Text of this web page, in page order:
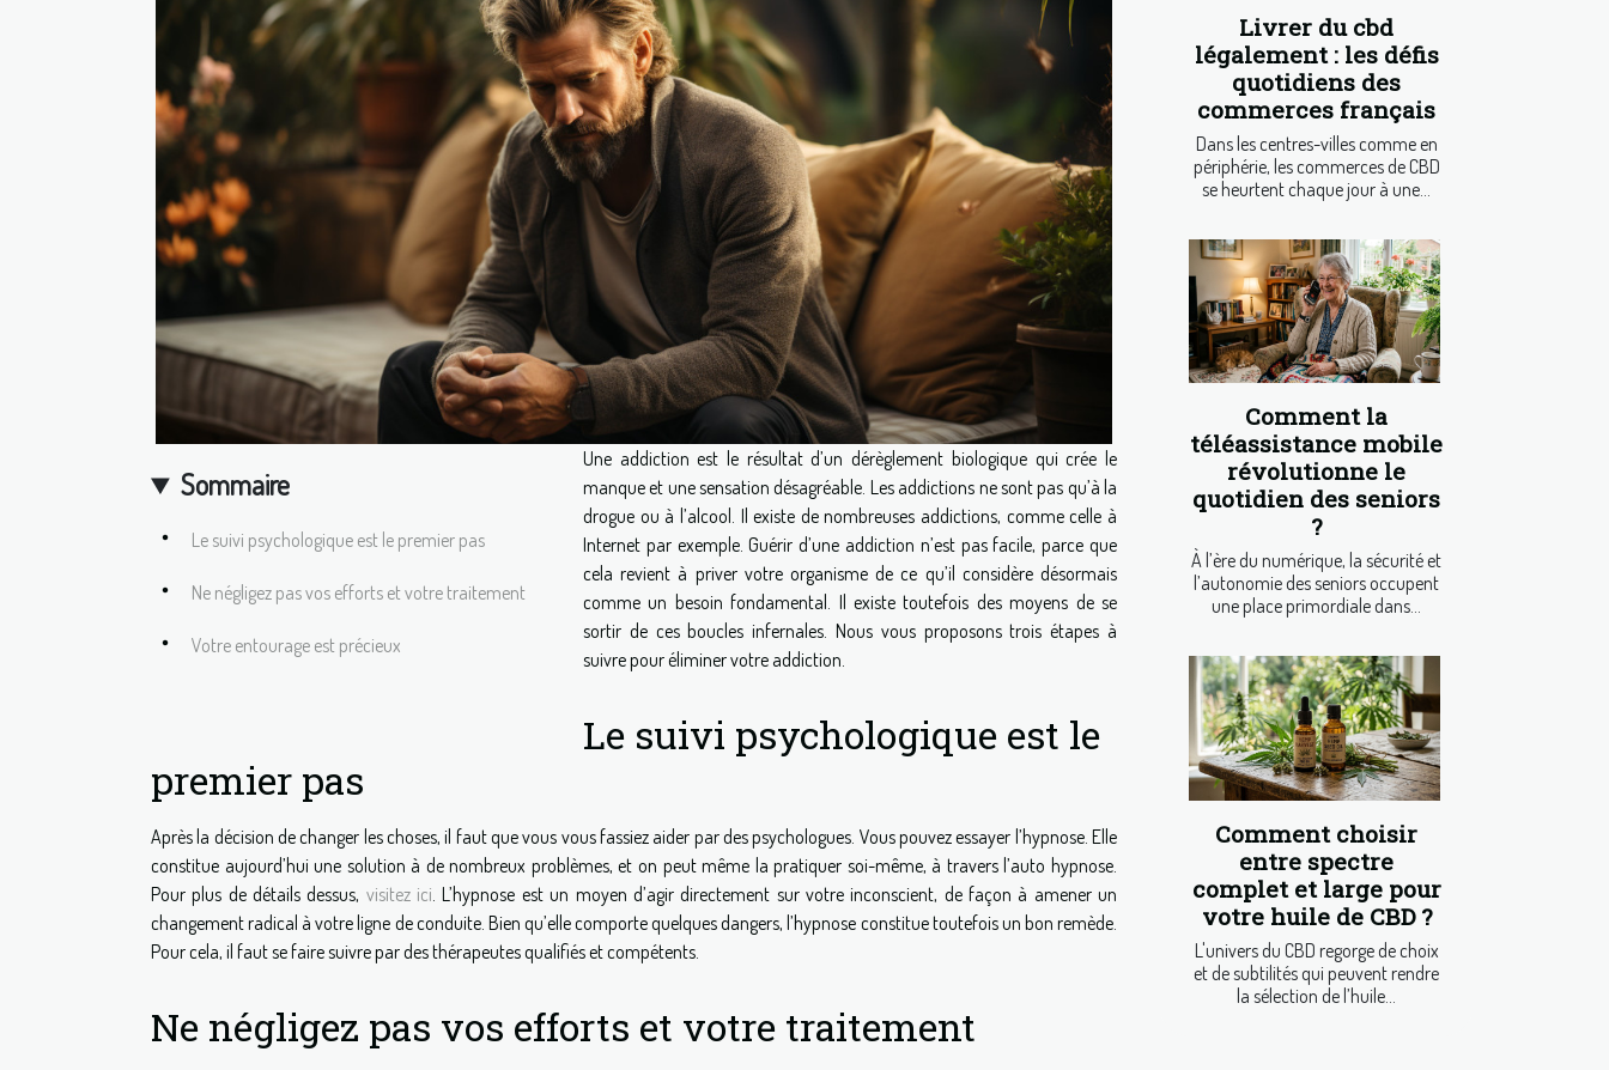
Sommaire
Le suivi psychologique est le premier pas
Ne négligez pas vos efforts et votre traitement
Votre entourage est précieux
Une addiction est le résultat d’un dérèglement biologique qui crée le
manque et une sensation désagréable. Les addictions ne sont pas qu’à la
drogue ou à l’alcool. Il existe de nombreuses addictions, comme celle à
Internet par exemple. Guérir d’une addiction n’est pas facile, parce que
cela revient à priver votre organisme de ce qu’il considère désormais
comme un besoin fondamental. Il existe toutefois des moyens de se
sortir de ces boucles infernales. Nous vous proposons trois étapes à
suivre pour éliminer votre addiction.
Le suivi psychologique est le
premier pas
Après la décision de changer les choses, il faut que vous vous fassiez aider par des psychologues. Vous pouvez essayer l’hypnose. Elle
constitue aujourd’hui une solution à de nombreux problèmes, et on peut même la pratiquer soi-même, à travers l’auto hypnose.
Pour plus de détails dessus, visitez ici. L’hypnose est un moyen d’agir directement sur votre inconscient, de façon à amener un
changement radical à votre ligne de conduite. Bien qu’elle comporte quelques dangers, l’hypnose constitue toutefois un bon remède.
Pour cela, il faut se faire suivre par des thérapeutes qualifiés et compétents.
Ne négligez pas vos efforts et votre traitement
Livrer du cbd
légalement : les défis
quotidiens des
commerces français
Dans les centres-villes comme en
périphérie, les commerces de CBD
se heurtent chaque jour à une...
Comment la
téléassistance mobile
révolutionne le
quotidien des seniors
?
À l’ère du numérique, la sécurité et
l’autonomie des seniors occupent
une place primordiale dans...
Comment choisir
entre spectre
complet et large pour
votre huile de CBD ?
L'univers du CBD regorge de choix
et de subtilités qui peuvent rendre
la sélection de l’huile...